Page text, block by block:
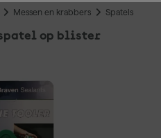
Messen en krabbers Spatels
op blister